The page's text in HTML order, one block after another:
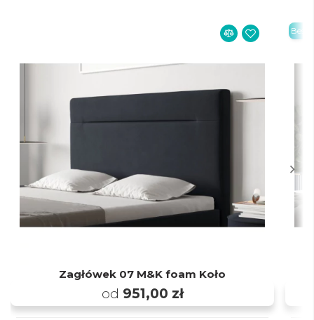
Zagłówek 07 M&K foam Koło
od 951,00 zł